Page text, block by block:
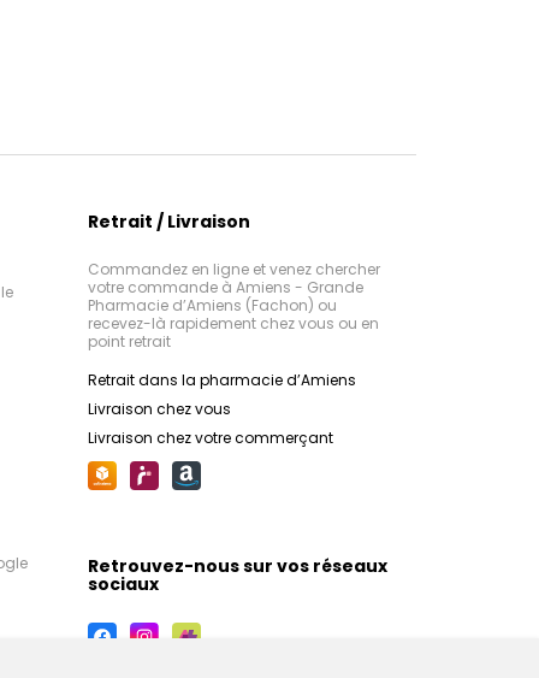
Retrait / Livraison
Commandez en ligne et venez chercher
votre commande à Amiens - Grande
Pharmacie d’Amiens (Fachon) ou
recevez-là rapidement chez vous ou en
point retrait
Retrait dans la pharmacie d’Amiens
Livraison chez vous
Livraison chez votre commerçant
Retrouvez-nous sur vos réseaux
sociaux